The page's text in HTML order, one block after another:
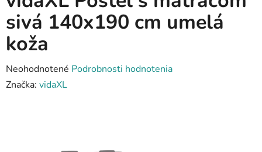
sivá 140x190 cm umelá
koža
Priemerné
hodnotenie
Neohodnotené Podrobnosti hodnotenia
Značka: vidaXL